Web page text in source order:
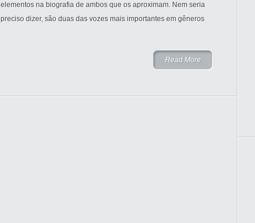
elementos na biografia de ambos que os aproximam. Nem seria
preciso dizer, são duas das vozes mais importantes em gêneros
Read More